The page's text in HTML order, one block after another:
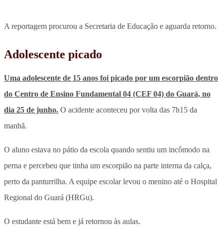
A reportagem procurou a Secretaria de Educação e aguarda retorno.
Adolescente picado
Uma adolescente de 15 anos foi picado por um escorpião dentro
do Centro de Ensino Fundamental 04 (CEF 04) do Guará, no
dia 25 de junho. O acidente aconteceu por volta das 7h15 da
manhã.
O aluno estava no pátio da escola quando sentiu um incômodo na
perna e percebeu que tinha um escorpião na parte interna da calça,
perto da panturrilha. A equipe escolar levou o menino até o Hospital
Regional do Guará (HRGu).
O estudante está bem e já retornou às aulas.